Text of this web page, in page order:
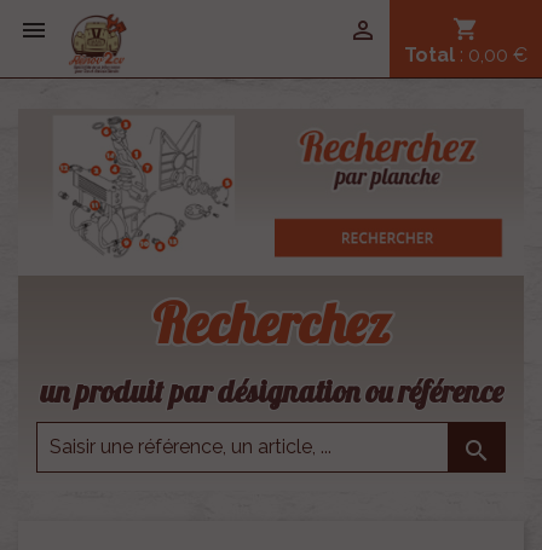
 shopping_cart
Total : 0,00 €

Recherchez
un produit par désignation ou référence
